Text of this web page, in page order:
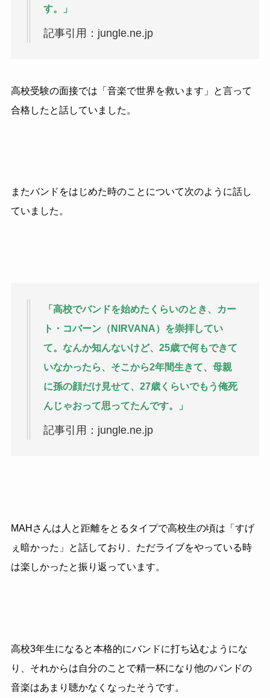
す。」
記事引用：jungle.ne.jp
高校受験の面接では「音楽で世界を救います」と言って
合格したと話していました。
またバンドをはじめた時のことについて次のように話し
ていました。
「高校でバンドを始めたくらいのとき、カー
ト・コバーン（NIRVANA）を崇拝してい
て。なんか知んないけど、25歳で何もできて
いなかったら、そこから2年間生きて、母親
に孫の顔だけ見せて、27歳くらいでもう俺死
んじゃおって思ってたんです。」
記事引用：jungle.ne.jp
MAHさんは人と距離をとるタイプで高校生の頃は「すげ
ぇ暗かった」と話しており、ただライブをやっている時
は楽しかったと振り返っています。
高校3年生になると本格的にバンドに打ち込むようにな
り、それからは自分のことで精一杯になり他のバンドの
音楽はあまり聴かなくなったそうです。